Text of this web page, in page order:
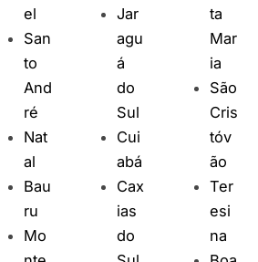
el
San
to
And
ré
Nat
al
Bau
ru
Mo
Jar
agu
á
do
Sul
Cui
abá
Cax
ias
do
ta
Mar
ia
São
Cris
tóv
ão
Ter
esi
na